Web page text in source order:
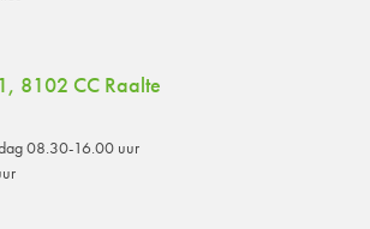
8102 CC Raalte
08.30-16.00 uur